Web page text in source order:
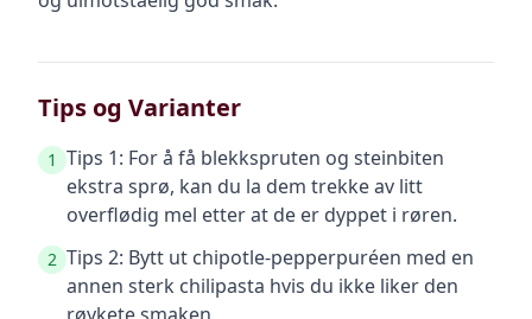
Tips og Varianter
1 Tips 1: For å få blekkspruten og steinbiten
ekstra sprø, kan du la dem trekke av litt
overflødig mel etter at de er dyppet i røren.
2 Tips 2: Bytt ut chipotle-pepperpuréen med en
annen sterk chilipasta hvis du ikke liker den